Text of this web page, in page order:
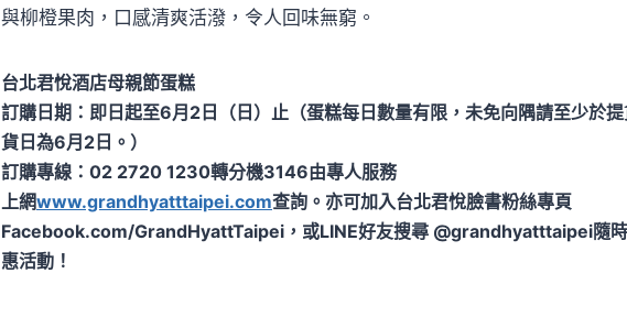
與柳橙果肉，口感清爽活潑，令人回味無窮。
台北君悅酒店母親節蛋糕
訂購日期：即日起至6月2日（日）止（蛋糕每日數量有限，未免向隅請至少於
貨日為6月2日。）
訂購專線：02 2720 1230轉分機3146由專人服務
上網www.grandhyatttaipei.com查詢。亦可加入台北君悅臉書粉絲專頁
Facebook.com/GrandHyattTaipei，或LINE好友搜尋 @grandhyatttaipei隨
惠活動！